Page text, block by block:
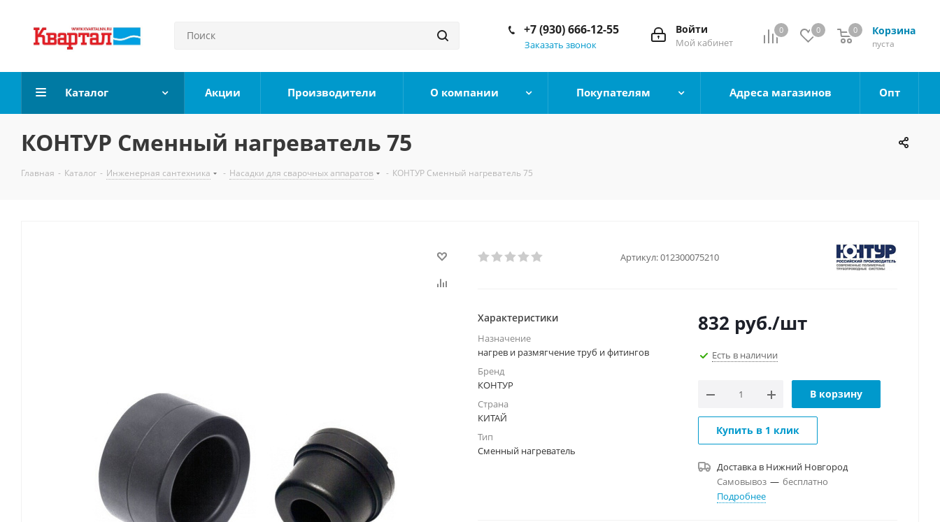
0 0 Корзина
0
пуста
0
Войти
Мой кабинет
+7 (930) 666-12-55
Заказать звонок
Каталог Акции Производители О компании Покупателям Адреса магазинов Опт
КОНТУР Сменный нагреватель 75
Главная - Каталог - Инженерная сантехника - Насадки для сварочных аппаратов - КОНТУР Сменный нагреватель 75
Артикул:012300075210
Характеристики
Назначение
нагрев и размягчение труб и фитингов
Бренд
КОНТУР
Страна
КИТАЙ
Тип
Сменный нагреватель
832 руб./шт
Есть в наличии
В корзину
Купить в 1 клик
Доставка в Нижний Новгород
Самовывоз — бесплатно
Подробнее